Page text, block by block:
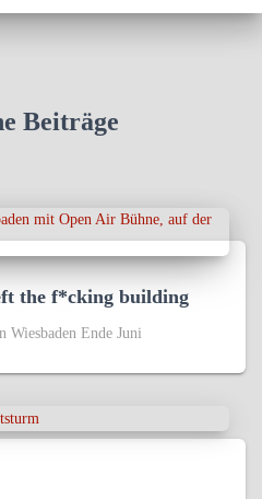
Beiträge
the f*cking building
Wiesbaden Ende Juni